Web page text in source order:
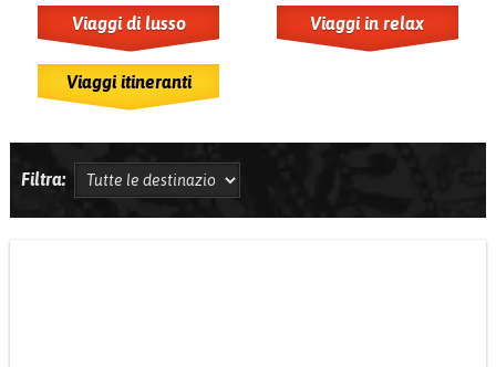
Viaggi di lusso Viaggi in relax
Viaggi itineranti
Filtra: